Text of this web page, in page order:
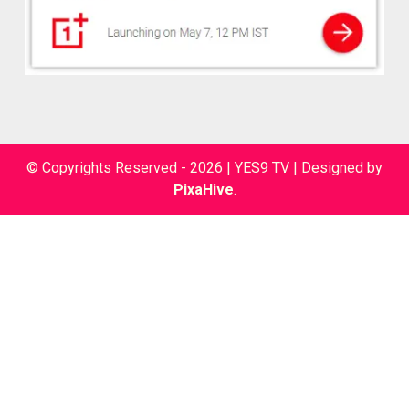
© Copyrights Reserved - 2026 | YES9 TV | Designed by
PixaHive.